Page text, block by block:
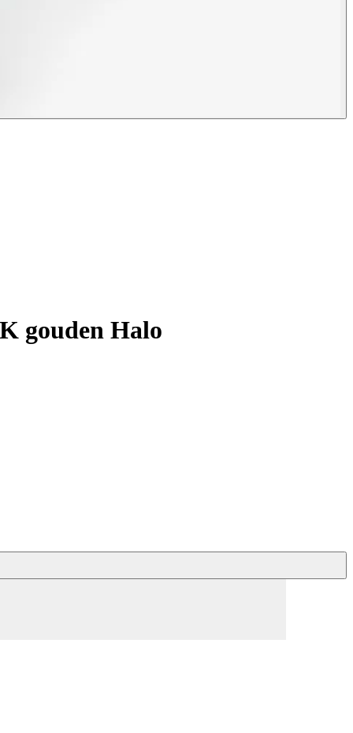
gouden Halo